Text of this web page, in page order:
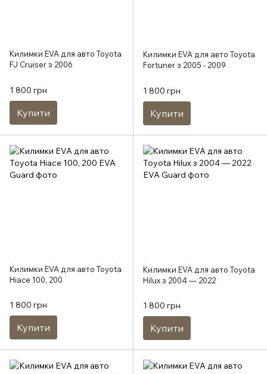
Килимки EVA для авто Toyota
FJ Cruiser з 2006
1 800 грн
Купити
Килимки EVA для авто Toyota
Fortuner з 2005 - 2009
1 800 грн
Купити
Килимки EVA для авто Toyota
Hiace 100, 200
1 800 грн
Купити
Килимки EVA для авто Toyota
Hilux з 2004 — 2022
1 800 грн
Купити